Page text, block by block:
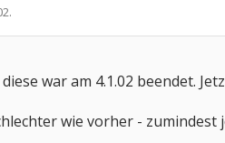
.
war am 4.1.02 beendet.
wie vorher - zumindest